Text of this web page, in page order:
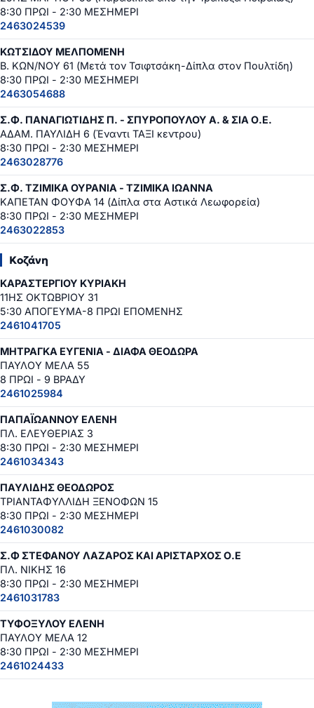
8:30 ΠΡΩΙ - 2:30 ΜΕΣΗΜΕΡΙ
2463024539
ΚΩΤΣΙΔΟΥ ΜΕΛΠΟΜΕΝΗ
Β. ΚΩΝ/ΝΟΥ 61 (Μετά τον Τσιφτσάκη-Δίπλα στον Πουλτίδη)
8:30 ΠΡΩΙ - 2:30 ΜΕΣΗΜΕΡΙ
2463054688
Σ.Φ. ΠΑΝΑΓΙΩΤΙΔΗΣ Π. - ΣΠΥΡΟΠΟΥΛΟΥ Α. & ΣΙΑ Ο.Ε.
ΑΔΑΜ. ΠΑΥΛΙΔΗ 6 (Έναντι ΤΑΞΙ κεντρου)
8:30 ΠΡΩΙ - 2:30 ΜΕΣΗΜΕΡΙ
2463028776
Σ.Φ. ΤΖΙΜΙΚΑ ΟΥΡΑΝΙΑ - ΤΖΙΜΙΚΑ ΙΩΑΝΝΑ
ΚΑΠΕΤΑΝ ΦΟΥΦΑ 14 (Δίπλα στα Αστικά Λεωφορεία)
8:30 ΠΡΩΙ - 2:30 ΜΕΣΗΜΕΡΙ
2463022853
Κοζάνη
ΚΑΡΑΣΤΕΡΓΙΟΥ ΚΥΡΙΑΚΗ
11ΗΣ ΟΚΤΩΒΡΙΟΥ 31
5:30 ΑΠΟΓΕΥΜΑ-8 ΠΡΩΙ ΕΠΟΜΕΝΗΣ
2461041705
ΜΗΤΡΑΓΚΑ ΕΥΓΕΝΙΑ - ΔΙΑΦΑ ΘΕΟΔΩΡΑ
ΠΑΥΛΟΥ ΜΕΛΑ 55
8 ΠΡΩΙ - 9 ΒΡΑΔΥ
2461025984
ΠΑΠΑΪΩΑΝΝΟΥ ΕΛΕΝΗ
ΠΛ. ΕΛΕΥΘΕΡΙΑΣ 3
8:30 ΠΡΩΙ - 2:30 ΜΕΣΗΜΕΡΙ
2461034343
ΠΑΥΛΙΔΗΣ ΘΕΟΔΩΡΟΣ
ΤΡΙΑΝΤΑΦΥΛΛΙΔΗ ΞΕΝΟΦΩΝ 15
8:30 ΠΡΩΙ - 2:30 ΜΕΣΗΜΕΡΙ
2461030082
Σ.Φ ΣΤΕΦΑΝΟΥ ΛΑΖΑΡΟΣ ΚΑΙ ΑΡΙΣΤΑΡΧΟΣ Ο.Ε
ΠΛ. ΝΙΚΗΣ 16
8:30 ΠΡΩΙ - 2:30 ΜΕΣΗΜΕΡΙ
2461031783
ΤΥΦΟΞΥΛΟΥ ΕΛΕΝΗ
ΠΑΥΛΟΥ ΜΕΛΑ 12
8:30 ΠΡΩΙ - 2:30 ΜΕΣΗΜΕΡΙ
2461024433